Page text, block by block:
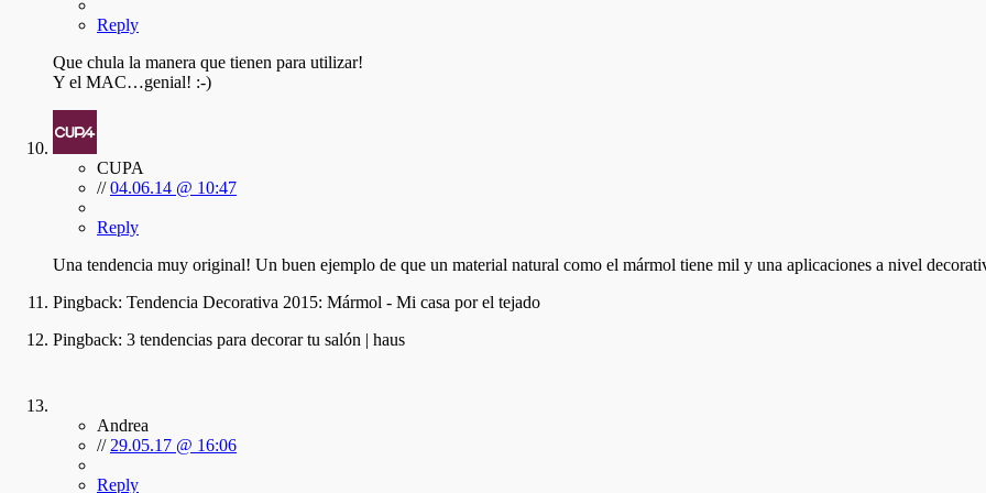
Reply
Que chula la manera que tienen para utilizar!
Y el MAC…genial! :-)
CUPA
//04.06.14 @ 10:47
Reply
Una tendencia muy original! Un buen ejemplo de que un material natural como el mármol tiene mil y una aplicaciones a nivel
Pingback: Tendencia Decorativa 2015: Mármol - Mi casa por el tejado
Pingback: 3 tendencias para decorar tu salón | haus
Andrea
// 29.05.17 @ 16:06
Reply